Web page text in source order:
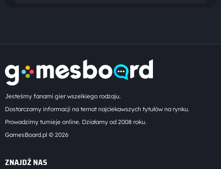
Jesteśmy fanami gier wszelkiego rodzaju.
Dostarczamy informacji na temat najciekawszych tytułów na rynku.
Prowadzimy turnieje online. Działamy od 2008 roku.
GamesBoard.pl © 2026
ZNAJDŹ NAS